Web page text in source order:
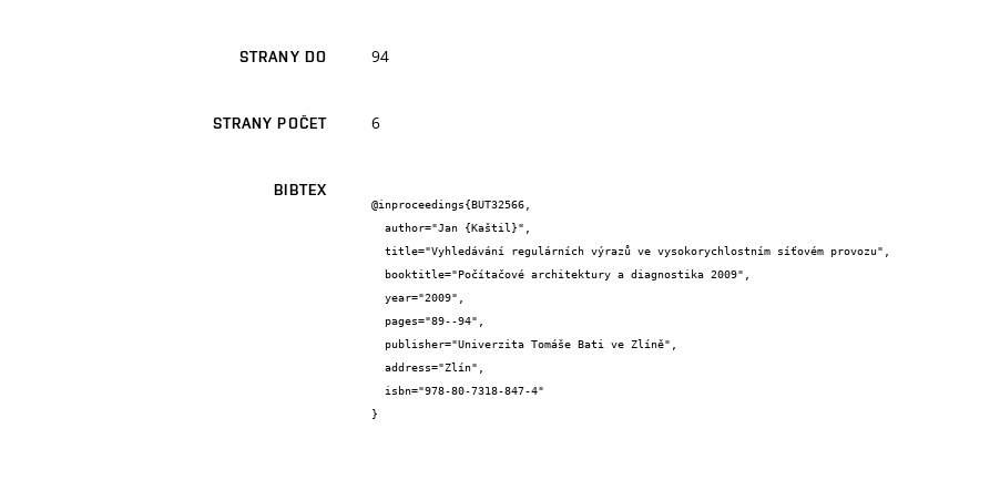
STRANY DO 94
STRANY POČET 6
BIBTEX
@inproceedings{BUT32566,
}